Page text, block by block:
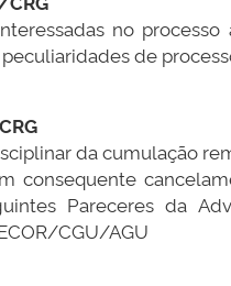
no
de
da cumulação
consequente
Pareceres da
CGU/AGU